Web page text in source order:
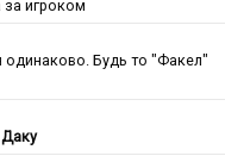
игроком
одинаково. Будь то "Факел"